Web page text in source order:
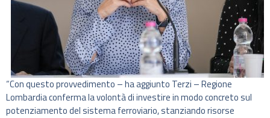
“Con questo provvedimento – ha aggiunto Terzi – Regione
Lombardia conferma la volontà di investire in modo concreto sul
potenziamento del sistema ferroviario, stanziando risorse